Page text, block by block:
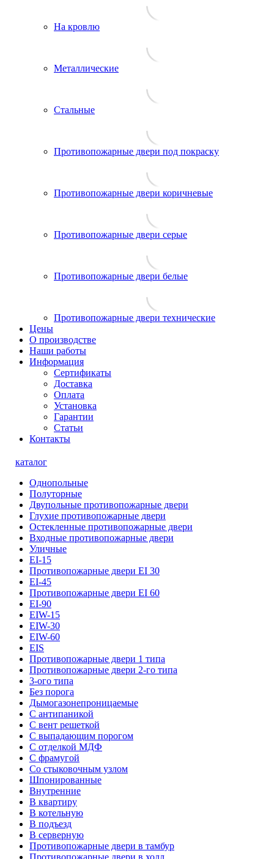
На кровлю
Металлические
Стальные
Противопожарные двери под покраску
Противопожарные двери коричневые
Противопожарные двери серые
Противопожарные двери белые
Противопожарные двери технические
Цены
О производстве
Наши работы
Информация
Сертификаты
Доставка
Оплата
Установка
Гарантии
Статьи
Контакты
каталог
Однопольные
Полуторные
Двупольные противопожарные двери
Глухие противопожарные двери
Остекленные противопожарные двери
Входные противопожарные двери
Уличные
EI-15
Противопожарные двери EI 30
EI-45
Противопожарные двери EI 60
EI-90
EIW-15
EIW-30
EIW-60
EIS
Противопожарные двери 1 типа
Противопожарные двери 2-го типа
3-ого типа
Без порога
Дымогазонепроницаемые
С антипаникой
С вент решеткой
С выпадающим порогом
С отделкой МДФ
С фрамугой
Со стыковочным узлом
Шпонированные
Внутренние
В квартиру
В котельную
В подъезд
В серверную
Противопожарные двери в тамбур
Противопожарные двери в холл